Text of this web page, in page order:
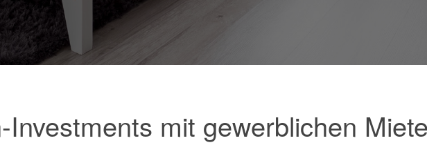
Investments mit gewerblichen